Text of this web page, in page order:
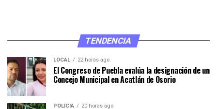
TENDENCIA
LOCAL 22 horas ago
El Congreso de Puebla evalúa la designación de un
Concejo Municipal en Acatlán de Osorio
POLICÍA 20 horas ago